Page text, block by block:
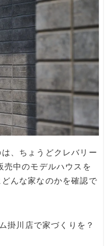
、ちょうどクレバリー
売中のモデルハウスを
んな家なのかを確認で
掛川店で家づくりを？